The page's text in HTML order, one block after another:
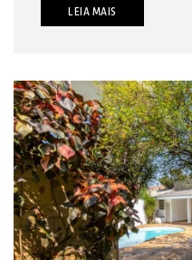
LEIA MAIS